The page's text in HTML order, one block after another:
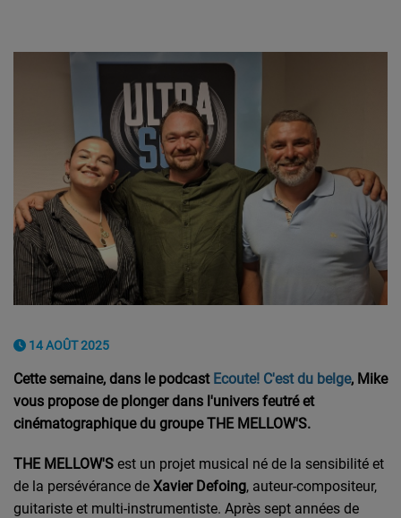
14 AOÛT 2025
Cette semaine, dans le podcast Ecoute! C'est du belge, Mike
vous propose de plonger dans l'univers feutré et
cinématographique du groupe THE MELLOW'S.
THE MELLOW'S est un projet musical né de la sensibilité et
de la persévérance de Xavier Defoing, auteur-compositeur,
guitariste et multi-instrumentiste. Après sept années de